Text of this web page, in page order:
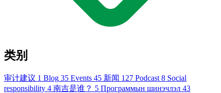
类别
审计建议 1 Blog 35 Events 45 新闻 127 Podcast 8 Social
responsibility 4 南吉是谁？ 5 Программын шинэчлэл 43